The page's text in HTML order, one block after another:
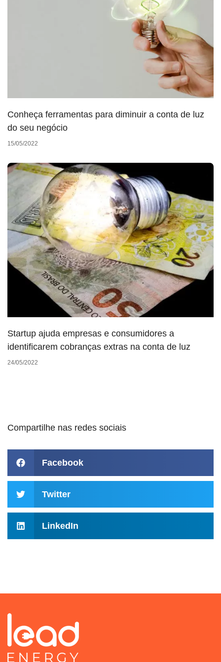
Conheça ferramentas para diminuir a conta de luz
do seu negócio
15/05/2022
Startup ajuda empresas e consumidores a
identificarem cobranças extras na conta de luz
24/05/2022
Compartilhe nas redes sociais
Facebook
Twitter
LinkedIn